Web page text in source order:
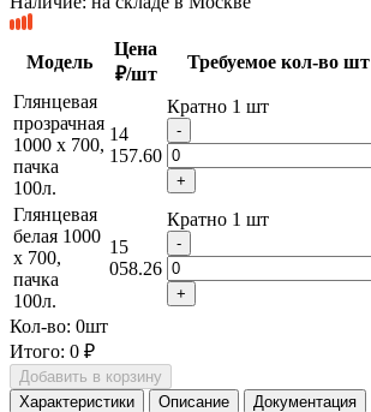
Модель
Цена
₽/шт
Требуемое кол-во шт
Глянцевая
прозрачная
1000 х 700,
пачка
100л.
14
157.60
Кратно 1 шт
-
+
Глянцевая
белая 1000
х 700,
пачка
100л.
15
058.26
Кратно 1 шт
-
+
Кол-во: 0шт
Итого: 0 ₽
Добавить в корзину
Характеристики
Описание Документация